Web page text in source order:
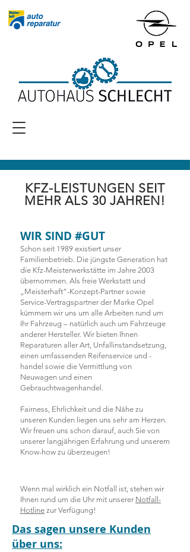
KFZ-LEISTUNGEN SEIT
MEHR ALS 30 JAHREN!
WIR SIND #GUT
Schon seit 1989 existiert unser
Familienbetrieb. Die jüngste Generation hat
die Kfz-Meisterwerkstätte im Jahre 2003
übernommen. Als freie Werkstatt und
„Meisterhaft“-Konzept-Partner sowie
Service-Vertragspartner der Marke Opel
kümmern wir uns um alle Arbeiten rund um
Ihr Fahrzeug – natürlich auch um Fahrzeuge
anderer Hersteller. Wir bieten Ihnen
Reparaturen aller Art, Unfallinstandsetzung,
einen umfassenden Reifenservice und -
handel sowie die Vermittlung von
Neuwagen und einen
Gebrauchtwagenhandel.
Fairness, Ehrlichkeit und die Nähe zu
unseren Kunden liegen uns sehr am Herzen.
Wir freuen uns schon darauf, auch Sie von
unserer langjährigen Erfahrung und unserem
Know-how zu überzeugen!
Wenn mal wirklich ein Notfall ist, stehen wir
Ihnen rund um die Uhr mit unserer Notfall-
Hotline zur Verfügung!
Das sagen unsere Kunden
über uns: